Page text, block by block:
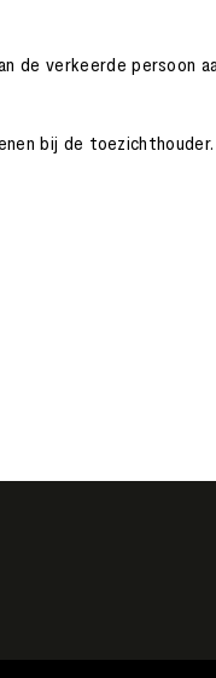
verkeerde persoon
bij de